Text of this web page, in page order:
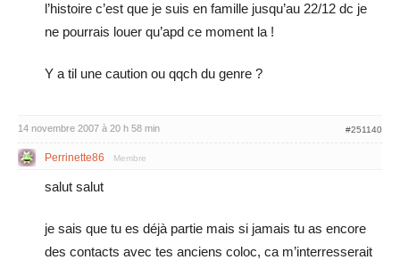
l’histoire c’est que je suis en famille jusqu’au 22/12 dc je
ne pourrais louer qu’apd ce moment la !
Y a til une caution ou qqch du genre ?
14 novembre 2007 à 20 h 58 min #251140
Perrinette86 Membre
salut salut
je sais que tu es déjà partie mais si jamais tu as encore
des contacts avec tes anciens coloc, ca m’interresserait